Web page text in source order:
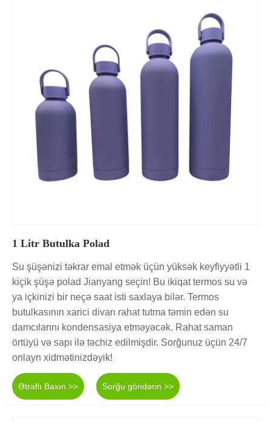
1 Litr Butulka Polad
Su şüşənizi təkrar emal etmək üçün yüksək keyfiyyətli 1
kiçik şüşə polad Jianyang seçin! Bu ikiqat termos su və
ya içkinizi bir neçə saat isti saxlaya bilər. Termos
butulkasının xarici divarı rahat tutma təmin edən su
damcılarını kondensasiya etməyəcək. Rahat saman
örtüyü və sapı ilə təchiz edilmişdir. Sorğunuz üçün 24/7
onlayn xidmətinizdəyik!
Ətraflı Baxın >> Sorğu göndərin >>